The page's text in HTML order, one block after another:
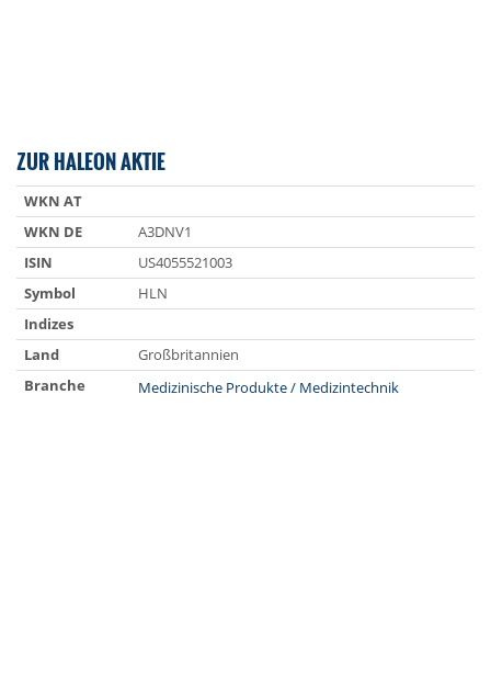
ZUR HALEON AKTIE
WKN AT
WKN DE
A3DNV1
ISIN
US4055521003
Symbol
HLN
Indizes
Land
Großbritannien
Branche
Medizinische Produkte / Medizintechnik